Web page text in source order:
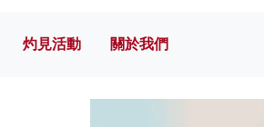
灼見活動 關於我們